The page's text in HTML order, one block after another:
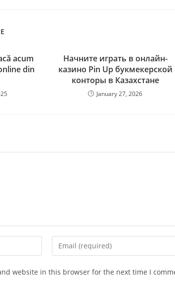
acum
din
Начните играть в онлайн-
казино Pin Up букмекерской
конторы в Казахстане
January 27, 2026
website in this browser for the next time I